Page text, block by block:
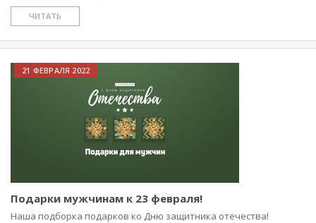
ЧИТАТЬ
21 ФЕВРАЛЯ 2022
Подарки мужчинам к 23 февраля!
Наша подборка подарков ко Дню защитника отечества!